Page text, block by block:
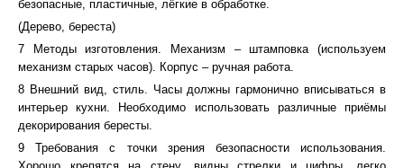
безопасные, пластичные, лёгкие в обработке.
(Дерево, береста)
7 Методы изготовления. Механизм – штамповка (используем
механизм старых часов). Корпус – ручная работа.
8 Внешний вид, стиль. Часы должны гармонично вписываться в
интерьер кухни. Необходимо использовать различные приёмы
декорирования бересты.
9 Требования с точки зрения безопасности использования.